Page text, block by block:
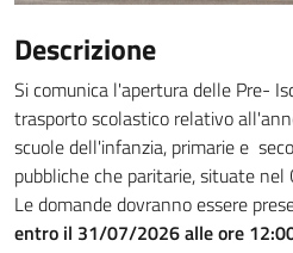
Descrizione
Si comunica l'apertura delle Pre-
trasporto scolastico relativo
scuole dell'infanzia, primarie e
pubbliche che paritarie, situate nel
Le domande dovranno essere
entro il 31/07/2026 alle ore